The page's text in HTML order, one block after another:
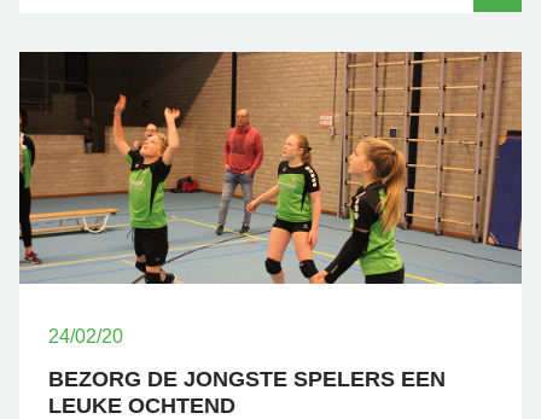
24/02/20
BEZORG DE JONGSTE SPELERS EEN
LEUKE OCHTEND